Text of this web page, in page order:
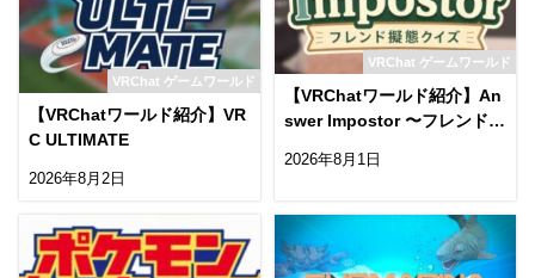
VRChat ゲームワールド
【VRChatワールド紹介】VR
C ULTIMATE
2026年8月2日
VRChat ゲームワールド
【VRChatワールド紹介】An
swer Impostor 〜フレンド擬
2026年8月1日